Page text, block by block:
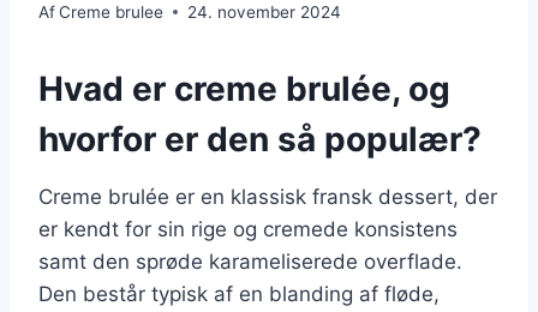
AfCreme brulee 24. november 2024
Hvad er creme brulée, og
hvorfor er den så populær?
Creme brulée er en klassisk fransk dessert, der
er kendt for sin rige og cremede konsistens
samt den sprøde karameliserede overflade.
Den består typisk af en blanding af fløde,